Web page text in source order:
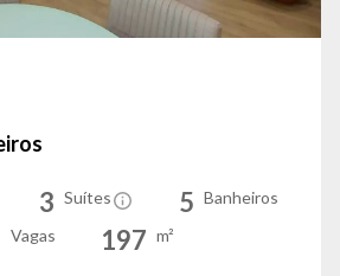
3 Suítes 5 Banheiros
Vagas 197 m²